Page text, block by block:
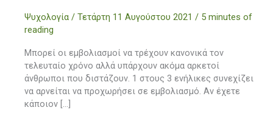
Ψυχολογία / Τετάρτη 11 Αυγούστου 2021 / 5 minutes of
reading
Μπορεί οι εμβολιασμοί να τρέχουν κανονικά τον
τελευταίο χρόνο αλλά υπάρχουν ακόμα αρκετοί
άνθρωποι που διστάζουν. 1 στους 3 ενήλικες συνεχίζει
να αρνείται να προχωρήσει σε εμβολιασμό. Αν έχετε
κάποιον […]
σας
–
αγαπημένο
–
άνθρωπο
που
δεν